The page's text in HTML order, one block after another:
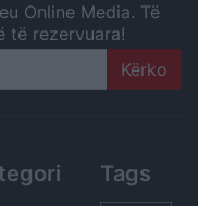
Online Media. Të
të rezervuara!
Tags